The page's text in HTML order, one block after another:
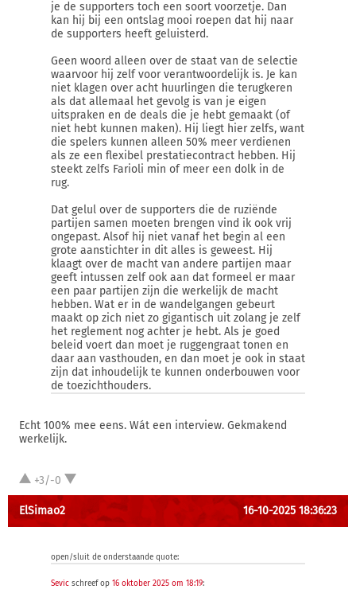
je de supporters toch een soort voorzetje. Dan
kan hij bij een ontslag mooi roepen dat hij naar
de supporters heeft geluisterd.
Geen woord alleen over de staat van de selectie
waarvoor hij zelf voor verantwoordelijk is. Je kan
niet klagen over acht huurlingen die terugkeren
als dat allemaal het gevolg is van je eigen
uitspraken en de deals die je hebt gemaakt (of
niet hebt kunnen maken). Hij liegt hier zelfs, want
die spelers kunnen alleen 50% meer verdienen
als ze een flexibel prestatiecontract hebben. Hij
steekt zelfs Farioli min of meer een dolk in de
rug.
Dat gelul over de supporters die de ruziënde
partijen samen moeten brengen vind ik ook vrij
ongepast. Alsof hij niet vanaf het begin al een
grote aanstichter in dit alles is geweest. Hij
klaagt over de macht van andere partijen maar
geeft intussen zelf ook aan dat formeel er maar
een paar partijen zijn die werkelijk de macht
hebben. Wat er in de wandelgangen gebeurt
maakt op zich niet zo gigantisch uit zolang je zelf
het reglement nog achter je hebt. Als je goed
beleid voert dan moet je ruggengraat tonen en
daar aan vasthouden, en dan moet je ook in staat
zijn dat inhoudelijk te kunnen onderbouwen voor
de toezichthouders.
Echt 100% mee eens. Wát een interview. Gekmakend
werkelijk.
+3/-0
ElSimao2 16-10-2025 18:36:23
open/sluit de onderstaande quote:
Sevic schreef op 16 oktober 2025 om 18:19: